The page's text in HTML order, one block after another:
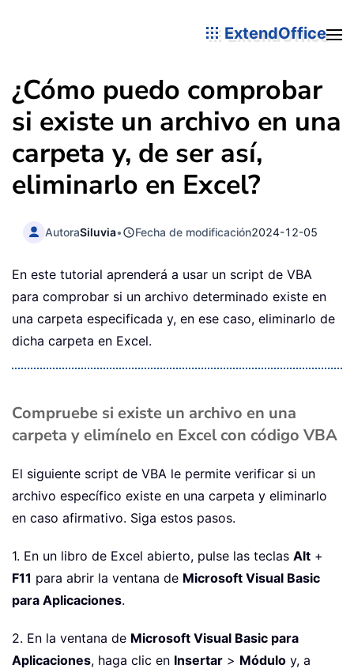
ExtendOffice
¿Cómo puedo comprobar
si existe un archivo en una
carpeta y, de ser así,
eliminarlo en Excel?
AutoraSiluvia• Fecha de modificación2024-12-05
En este tutorial aprenderá a usar un script de VBA
para comprobar si un archivo determinado existe en
una carpeta especificada y, en ese caso, eliminarlo de
dicha carpeta en Excel.
Compruebe si existe un archivo en una
carpeta y elimínelo en Excel con código VBA
El siguiente script de VBA le permite verificar si un
archivo específico existe en una carpeta y eliminarlo
en caso afirmativo. Siga estos pasos.
1. En un libro de Excel abierto, pulse las teclas Alt +
F11 para abrir la ventana de Microsoft Visual Basic
para Aplicaciones.
2. En la ventana de Microsoft Visual Basic para
Aplicaciones, haga clic en Insertar > Módulo y, a